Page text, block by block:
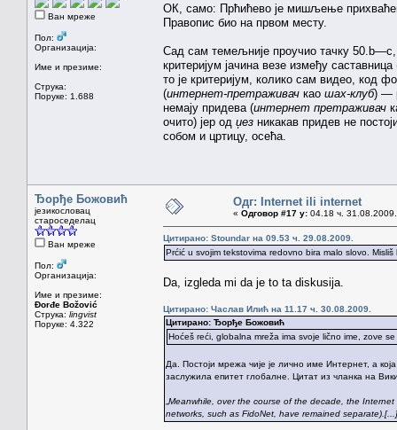
Ван мреже
Пол:
Организација:
Име и презиме:
Струка:
Поруке: 1.688
ОК, само: Прћићево је мишљење
Правопис био на првом месту.
Сад сам темељније проучио тачку 50.b—c,
критеријум јачина везе између
то је критеријум, колико сам видео, код
(интернет-претраживач као шах-клуб) —
немају придева (интернет претраживач
очито) јер од џез никакав придев не
собом и цртицу, осећа.
Ђорђе Божовић
језикословац
староседелац
Ван мреже
Пол:
Организација:
Име и презиме:
Đorđe Božović
Струка: lingvist
Поруке: 4.322
Одг: Internet ili internet
« Одговор #17 у: 04.18 ч.
Цитирано: Stoundar на 09.53 ч. 29.08.2009.
Prćić u svojim tekstovima redovno bira malo slovo.
Da, izgleda mi da je to ta diskusija.
Цитирано: Часлав Илић на 11.17 ч. 30.08.2009.
Цитирано: Ђорђе Божовић
Hoćeš reći, globalna mreža ima svoje lično ime, zove
Да. Постоји мрежа чије је лично име Интернет, а
заслужила епитет глобалне. Цитат из чланка на
Meanwhile, over the course of the decade, the
networks, such as FidoNet, have remained separate).[...]